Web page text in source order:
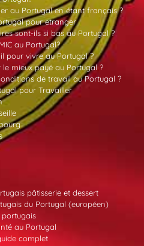
au Portugal en étant français ?
pour etranger
sont-ils si bas au Portugal ?
au Portugal?
pour vivre au Portugal ?
le mieux payé au Portugal ?
de travail au Portugal ?
pour Travailler
pâtisserie et dessert
du Portugal (européen)
portugais
au Portugal
complet